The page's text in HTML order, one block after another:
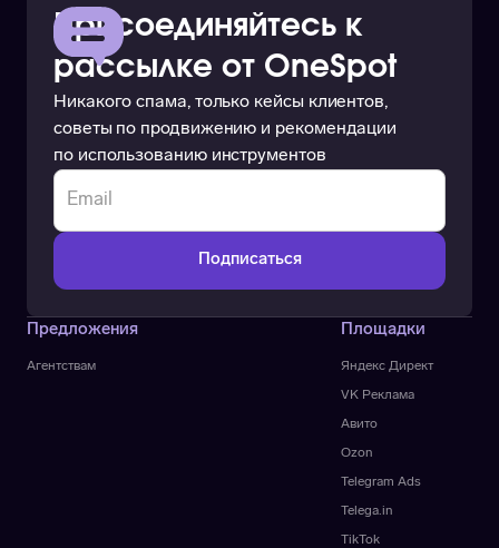
Присоединяйтесь к
рассылке от OneSpot
Никакого спама, только кейсы клиентов,
советы по продвижению и рекомендации
по использованию инструментов
Предложения
Агентствам Яндекс Директ
VK Реклама
Площадки
Авито
Ozon
Telegram Ads
Telega.in
TikTok